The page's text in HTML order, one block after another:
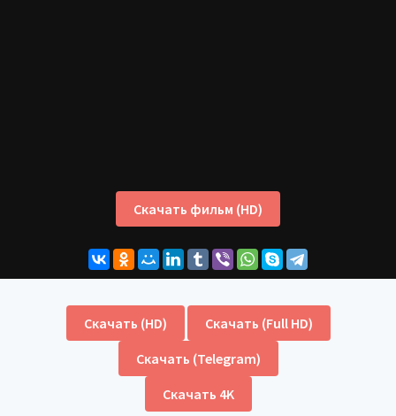
Скачать фильм (HD)
Скачать (HD)
Скачать (Full HD)
Скачать (Telegram)
Скачать 4K